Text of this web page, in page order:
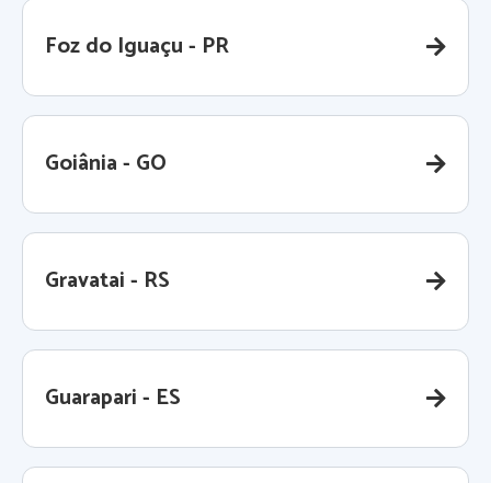
Foz do Iguaçu - PR
Goiânia - GO
Gravatai - RS
Guarapari - ES